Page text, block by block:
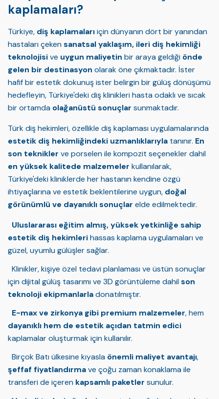
kaplamaları?
Türkiye, diş kaplamalarıiçin dünyanın dört bir yanından
hastaları çekensanatsal yaklaşım, ileri diş hekimliği
teknolojisive uygun maliyetin bir araya geldiği önde
gelen bir destinasyon olarak öne çıkmaktadır. İster
hafif bir estetik dokunuş ister belirgin bir gülüş dönüşümü
hedefleyin, Türkiye'deki diş klinikleri hasta odaklı ve sıcak
bir ortamda olağanüstü sonuçlar sunmaktadır.
Türk diş hekimleri, özellikle diş kaplaması uygulamalarında
estetik diş hekimliğindeki uzmanlıklarıyla tanınır. En
son teknikler ve porselen ile kompozit seçenekler dahil
en yüksek kalitede malzemeler kullanılarak,
Türkiye'deki kliniklerde her hastanın kendine özgü
ihtiyaçlarına ve estetik beklentilerine uygun, doğal
görünümlü ve dayanıklı sonuçlar elde edilmektedir.
Uluslararası eğitim almış, yüksek yetkinliğe sahip
estetik diş hekimlerihassas kaplama uygulamaları ve
güzel, uyumlu gülüşler sağlar.
Klinikler, kişiye özel tedavi planlaması ve üstün sonuçlar
için dijital gülüş tasarımı ve 3D görüntüleme dahilson
teknoloji ekipmanlarladonatılmıştır.
E-max ve zirkonya gibi premium malzemeler, hem
dayanıklı hem de estetik açıdan tatmin edici
kaplamalar oluşturmak için kullanılır.
Birçok Batı ülkesine kıyasla önemli maliyet avantajı,
şeffaf fiyatlandırmave çoğu zaman konaklama ile
transferi de içeren kapsamlı paketler sunulur.